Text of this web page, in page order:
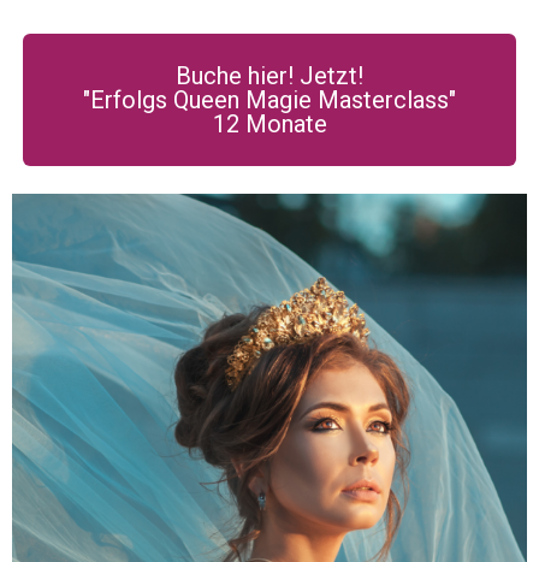
Buche hier! Jetzt!
"Erfolgs Queen Magie Masterclass"
12 Monate